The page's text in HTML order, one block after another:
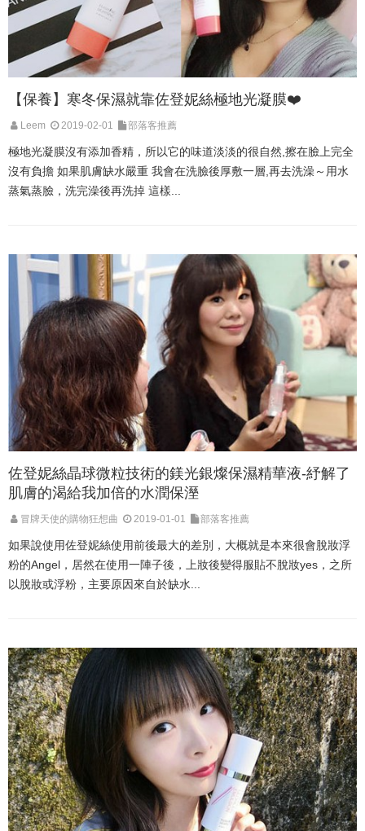
【保養】寒冬保濕就靠佐登妮絲極地光凝膜❤️
Leem 2019-02-01 部落客推薦
極地光凝膜沒有添加香精，所以它的味道淡淡的很自然,擦在臉上完全
沒有負擔 如果肌膚缺水嚴重 我會在洗臉後厚敷一層,再去洗澡～用水
蒸氣蒸臉，洗完澡後再洗掉 這樣...
佐登妮絲晶球微粒技術的鎂光銀燦保濕精華液-紓解了
肌膚的渴給我加倍的水潤保溼
冒牌天使的購物狂想曲 2019-01-01 部落客推薦
如果說使用佐登妮絲使用前後最大的差別，大概就是本來很會脫妝浮
粉的Angel，居然在使用一陣子後，上妝後變得服貼不脫妝yes，之所
以脫妝或浮粉，主要原因來自於缺水...